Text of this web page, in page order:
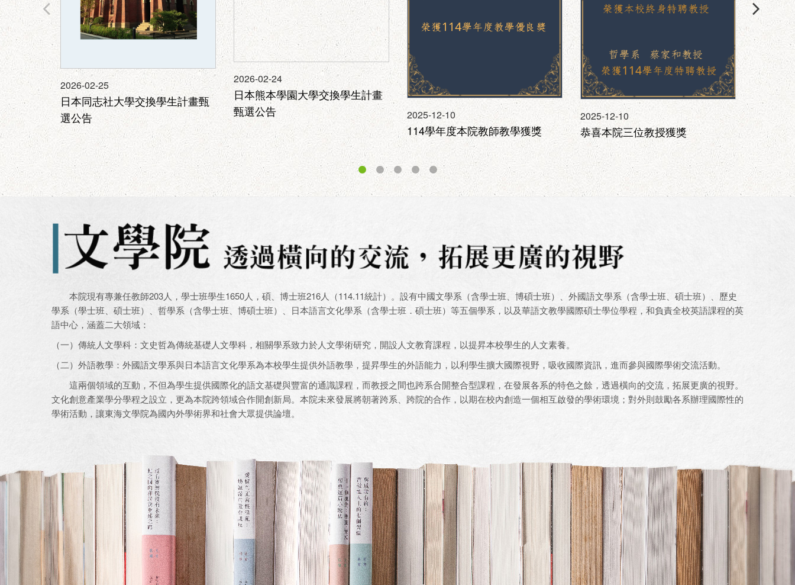
2026-02-25
日本同志社大學交換學生計畫甄
選公告
2026-02-24
日本熊本學園大學交換學生計畫
甄選公告
2025-12-10
114學年度本院教師教學獲獎
2025-12-10
恭喜本院三位教授獲獎
2025-
115學
本院現有專兼任教師203人，學士班學生1650人，碩、博士班216人（114.11統計）。設有中國文學系（含學士班、博碩士班）、外國語文學系（含學士班、碩士班）、歷史
學系（學士班、碩士班）、哲學系（含學士班、博碩士班）、日本語言文化學系（含學士班．碩士班）等五個學系，以及華語文教學國際碩士學位學程，和負責全校英語課程的英
語中心，涵蓋二大領域：
（一）傳統人文學科：文史哲為傳統基礎人文學科，相關學系致力於人文學術研究，開設人文教育課程，以提昇本校學生的人文素養。
（二）外語教學：外國語文學系與日本語言文化學系為本校學生提供外語教學，提昇學生的外語能力，以利學生擴大國際視野，吸收國際資訊，進而參與國際學術交流活動。
這兩個領域的互動，不但為學生提供國際化的語文基礎與豐富的通識課程，而教授之間也跨系合開整合型課程，在發展各系的特色之餘，透過橫向的交流，拓展更廣的視野。
文化創意產業學分學程之設立，更為本院跨領域合作開創新局。本院未來發展將朝著跨系、跨院的合作，以期在校內創造一個相互啟發的學術環境；對外則鼓勵各系辦理國際性的
學術活動，讓東海文學院為國內外學術界和社會大眾提供論壇。